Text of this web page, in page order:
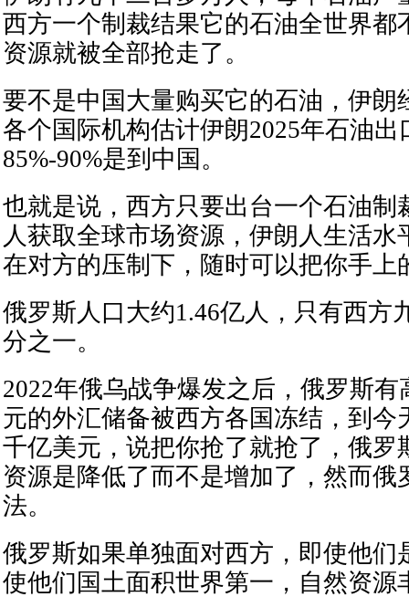
西方一个制裁结果它的石油全世界都
资源就被全部抢走了。
要不是中国大量购买它的石油，伊朗
各个国际机构估计伊朗2025年石油出
85%-90%是到中国。
也就是说，西方只要出台一个石油制
人获取全球市场资源，伊朗人生活水
在对方的压制下，随时可以把你手上
俄罗斯人口大约1.46亿人，只有西方
分之一。
2022年俄乌战争爆发之后，俄罗斯
元的外汇储备被西方各国冻结，到今
千亿美元，说把你抢了就抢了，俄罗
资源是降低了而不是增加了，然而俄
法。
俄罗斯如果单独面对西方，即使他们
使他们国土面积世界第一，自然资源